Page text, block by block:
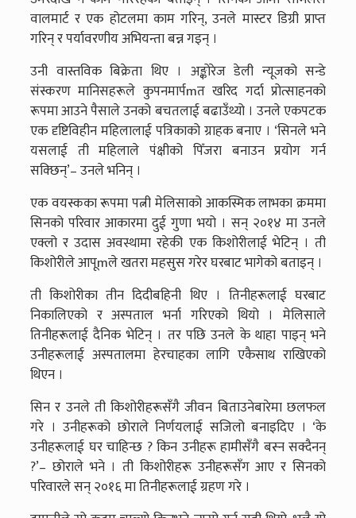
वालमार्ट र एक होटलमा काम गरिन्, उनले मास्टर डिग्री प्राप्त
गरिन् र पर्यावरणीय अभियन्ता बन्न गइन् ।
उनी वास्तविक बिक्रेता थिए । अङ्कोरेज डेली न्यूजको सन्डे
संस्करण मानिसहरूले कुपनमार्पmत खरिद गर्दा प्रोत्साहनको
रूपमा आउने पैसाले उनको बचतलाई बढाउँथ्यो । उनले एकपटक
एक दृष्टिविहीन महिलालाई पत्रिकाको ग्राहक बनाए । ‘सिनले भने
यसलाई ती महिलाले पंक्षीको पिँजरा बनाउन प्रयोग गर्न
सक्छिन्’– उनले भनिन् ।
एक वयस्कका रूपमा पत्नी मेलिसाको आकस्मिक लाभका क्रममा
सिनको परिवार आकारमा दुई गुणा भयो । सन् २०१४ मा उनले
एक्लो र उदास अवस्थामा रहेकी एक किशोरीलाई भेटिन् । ती
किशोरीले आपूmले खतरा महसुस गरेर घरबाट भागेको बताइन् ।
ती किशोरीका तीन दिदीबहिनी थिए । तिनीहरूलाई घरबाट
निकालिएको र अस्पताल भर्ना गरिएको थियो । मेलिसाले
तिनीहरूलाई दैनिक भेटिन् । तर पछि उनले के थाहा पाइन् भने
उनीहरूलाई अस्पतालमा हेरचाहका लागि एकैसाथ राखिएको
थिएन ।
सिन र उनले ती किशोरीहरूसँगै जीवन बिताउनेबारेमा छलफल
गरे । उनीहरूको छोराले निर्णयलाई सजिलो बनाइदिए । ‘के
उनीहरूलाई घर चाहिन्छ ? किन उनीहरू हामीसँगै बस्न सक्दैनन्
?’– छोराले भने । ती किशोरीहरू उनीहरूसँग आए र सिनको
परिवारले सन् २०१६ मा तिनीहरूलाई ग्रहण गरे ।